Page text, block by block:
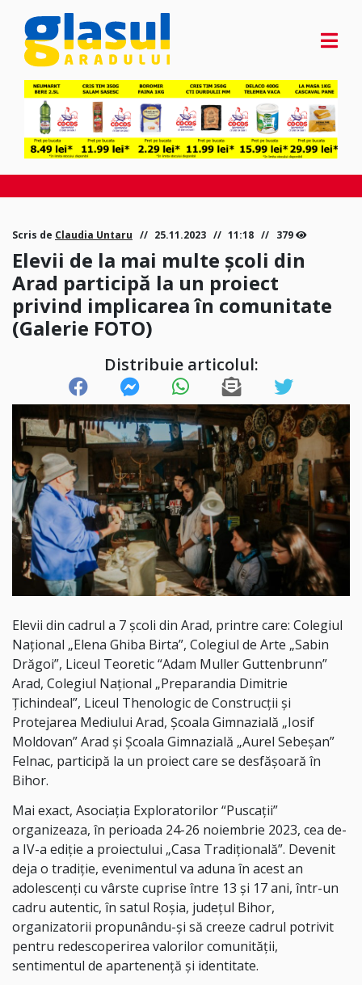
Scris de Claudia Untaru 25.11.2023 11:18 379
Elevii de la mai multe școli din
Arad participă la un proiect
privind implicarea în comunitate
(Galerie FOTO)
Distribuie articolul:
Elevii din cadrul a 7 școli din Arad, printre care: Colegiul
Național „Elena Ghiba Birta”, Colegiul de Arte „Sabin
Drăgoi”, Liceul Teoretic “Adam Muller Guttenbrunn”
Arad, Colegiul Național „Preparandia Dimitrie
Țichindeal”, Liceul Thenologic de Construcții și
Protejarea Mediului Arad, Școala Gimnazială „Iosif
Moldovan” Arad și Școala Gimnazială „Aurel Sebeșan”
Felnac, participă la un proiect care se desfășoară în
Bihor.
Mai exact, Asociația Exploratorilor “Puscații”
organizeaza, în perioada 24-26 noiembrie 2023, cea de-
a IV-a ediție a proiectului „Casa Tradițională”. Devenit
deja o tradiție, evenimentul va aduna în acest an
adolescenți cu vârste cuprise între 13 și 17 ani, într-un
cadru autentic, în satul Roşia, județul Bihor,
organizatorii propunându-și să creeze cadrul potrivit
pentru redescoperirea valorilor comunității,
sentimentul de apartenență și identitate.